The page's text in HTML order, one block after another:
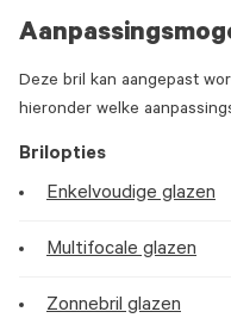
Deze bril kan aangepast
hieronder welke
Brilopties
Enkelvoudige glazen
Multifocale glazen
Zonnebril glazen